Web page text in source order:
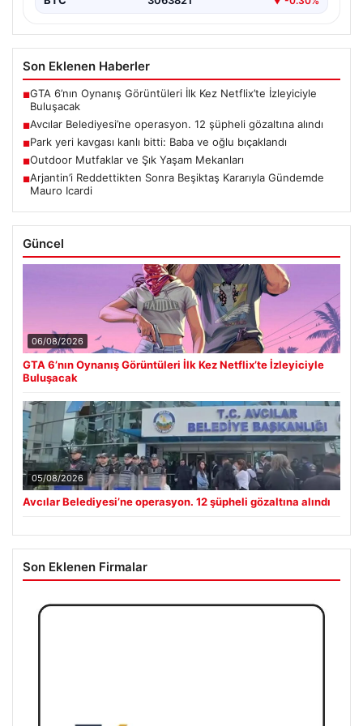
Son Eklenen Haberler
■GTA 6’nın Oynanış Görüntüleri İlk Kez Netflix’te İzleyiciyle
Buluşacak
■Avcılar Belediyesi’ne operasyon. 12 şüpheli gözaltına alındı
■Park yeri kavgası kanlı bitti: Baba ve oğlu bıçaklandı
■Outdoor Mutfaklar ve Şık Yaşam Mekanları
■Arjantin’i Reddettikten Sonra Beşiktaş Kararıyla Gündemde
Mauro Icardi
Güncel
06/08/2026
GTA 6’nın Oynanış Görüntüleri İlk Kez Netflix’te İzleyiciyle
Buluşacak
05/08/2026
Avcılar Belediyesi’ne operasyon. 12 şüpheli gözaltına alındı
Son Eklenen Firmalar